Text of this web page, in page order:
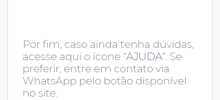
Por fim, caso ainda tenha dúvidas,
acesse aqui o ícone “AJUDA”. Se
preferir, entre em contato via
WhatsApp pelo botão disponível
no site.